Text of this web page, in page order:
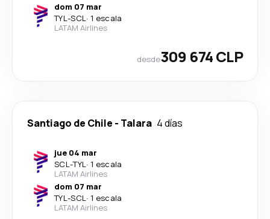
dom 07 mar
TYL-SCL· 1 escala
LATAM Airlines
desde309 674 CLP
Santiago de Chile - Talara 4 días
jue 04 mar
SCL-TYL· 1 escala
LATAM Airlines
dom 07 mar
TYL-SCL· 1 escala
LATAM Airlines